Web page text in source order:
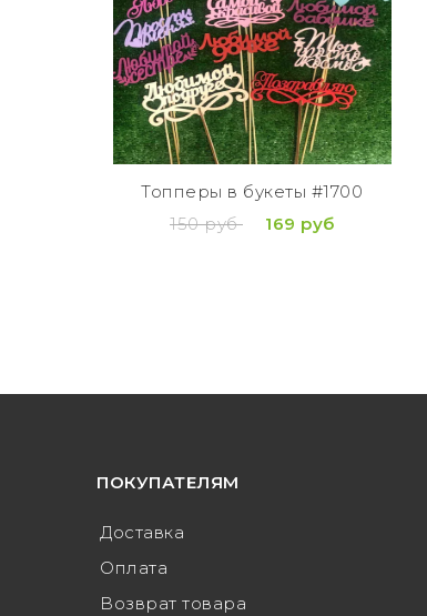
Топперы в букеты #1700
150 руб
169 руб
ПОКУПАТЕЛЯМ
Доставка
Оплата
Возврат товара